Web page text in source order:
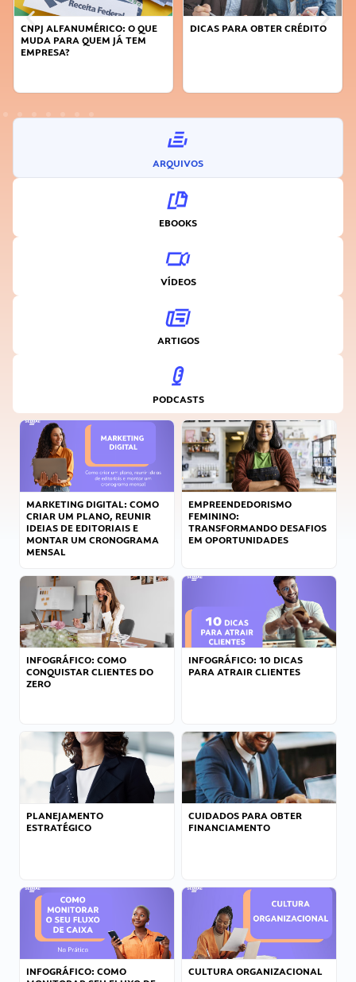
CNPJ ALFANUMÉRICO: O QUE
MUDA PARA QUEM JÁ TEM
EMPRESA?
DICAS PARA OBTER CRÉDITO
ARQUIVOS
EBOOKS
VÍDEOS
ARTIGOS
PODCASTS
MARKETING DIGITAL: COMO
CRIAR UM PLANO, REUNIR
IDEIAS DE EDITORIAIS E
MONTAR UM CRONOGRAMA
MENSAL
EMPREENDEDORISMO
FEMININO:
TRANSFORMANDO DESAFIOS
EM OPORTUNIDADES
INFOGRÁFICO: COMO
CONQUISTAR CLIENTES DO
ZERO
INFOGRÁFICO: 10 DICAS
PARA ATRAIR CLIENTES
PLANEJAMENTO
ESTRATÉGICO
CUIDADOS PARA OBTER
FINANCIAMENTO
INFOGRÁFICO: COMO
CULTURA ORGANIZACIONAL